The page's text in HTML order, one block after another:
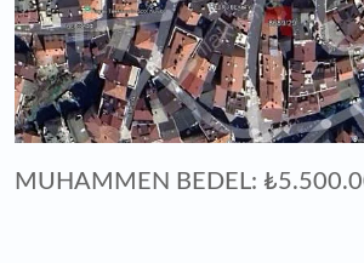
MUHAMMEN BEDEL: